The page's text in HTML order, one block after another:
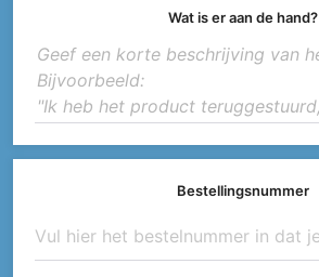
Wat is er aan de hand?
Bestellingsnummer